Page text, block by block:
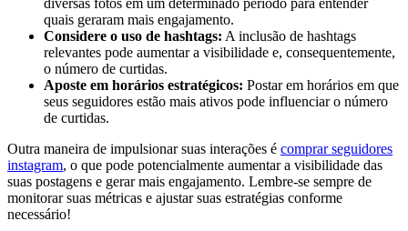
quais ⁣geraram mais engajamento.
Considere‌ o uso de hashtags: ‌A ‍inclusão ‌de ⁢hashtags
relevantes pode aumentar a visibilidade‍ e,⁢ consequentemente,
o número⁤ de curtidas.
Aposte⁢ em horários estratégicos: Postar em horários em que⁣
seus seguidores estão ⁢mais ativos pode ‍influenciar o número
de curtidas.
Outra maneira de impulsionar suas interações é comprar seguidores
instagram, o que pode potencialmente aumentar a visibilidade das
suas postagens e gerar mais engajamento. ⁣Lembre-se sempre de
monitorar suas métricas ⁢e ajustar suas⁣ estratégias conforme
‌necessário!